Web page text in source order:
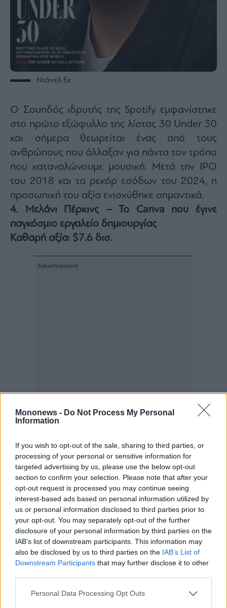
Mononews - Do Not Process My Personal
Information
If you wish to opt-out of the sale, sharing to third parties, or
processing of your personal or sensitive information for
targeted advertising by us, please use the below opt-out
section to confirm your selection. Please note that after your
opt-out request is processed you may continue seeing
interest-based ads based on personal information utilized by
us or personal information disclosed to third parties prior to
your opt-out. You may separately opt-out of the further
disclosure of your personal information by third parties on the
IAB’s list of downstream participants. This information may
also be disclosed by us to third parties on the IAB’s List of
Downstream Participants that may further disclose it to other
Personal Data Processing Opt Outs
Ντάνιελ Εκ
Ο Σουηδός ιδρυτής της Spotify εμφανίστηκε
στο πρώτο εξώφυλλο της λίστας 30 Under 30
και σήμερα θεωρείται ένας από τους
ανθρώπους που άλλαξαν για πάντα τον τρόπο
που καταναλώνουμε μουσική. Μετά την IPO
του 2018 και τα ρεκόρ εσόδων του 2024, η
προσωπική του αξία ενισχύθηκε σημαντικά.
4. Μελάνι Πέρκινς – Το Canva που έγινε
παγκόσμιο εργαλείο δημιουργίας
Καθαρή αξία: $7.6 δισ.